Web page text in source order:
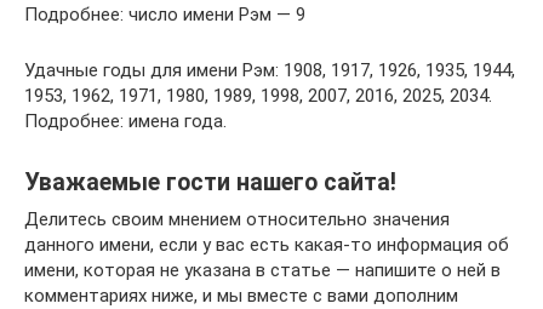
Подробнее: число имени Рэм — 9
Удачные годы для имени Рэм: 1908, 1917, 1926, 1935, 1944,
1953, 1962, 1971, 1980, 1989, 1998, 2007, 2016, 2025, 2034.
Подробнее: имена года.
Уважаемые гости нашего сайта!
Делитесь своим мнением относительно значения
данного имени, если у вас есть какая-то информация об
имени, которая не указана в статье — напишите о ней в
комментариях ниже, и мы вместе с вами дополним